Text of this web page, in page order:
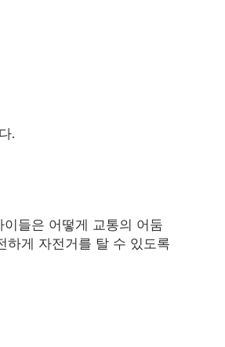
.
들은 어떻게 교통의 어둠
하게 자전거를 탈 수 있도록